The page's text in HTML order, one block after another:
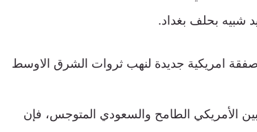
شبيه بحلف بغداد.
امريكية جديدة لنهب ثروات الشرق الاوسط
الأمريكي الطامح والسعودي المتوجس، فإن